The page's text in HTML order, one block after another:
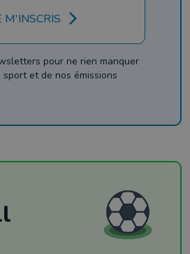
M'INSCRIS
pour ne rien manquer
sport et de nos émissions